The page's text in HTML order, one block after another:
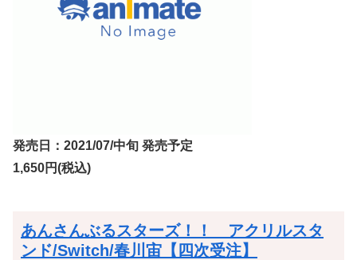
発売日：2021/07/中旬 発売予定
1,650円(税込)
あんさんぶるスターズ！！ アクリルスタ
ンド/Switch/春川宙【四次受注】